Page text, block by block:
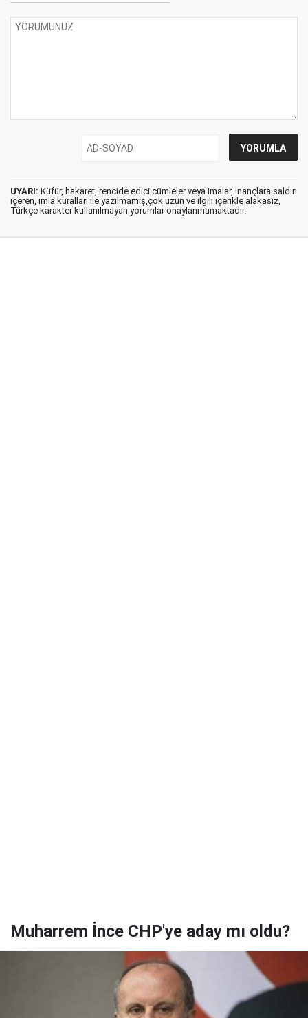
UYARI: Küfür, hakaret, rencide edici cümleler veya imalar, inançlara saldırı
içeren, imla kuralları ile yazılmamış,çok uzun ve ilgili içerikle alakasız,
Türkçe karakter kullanılmayan yorumlar onaylanmamaktadır.
Muharrem İnce CHP'ye aday mı oldu?